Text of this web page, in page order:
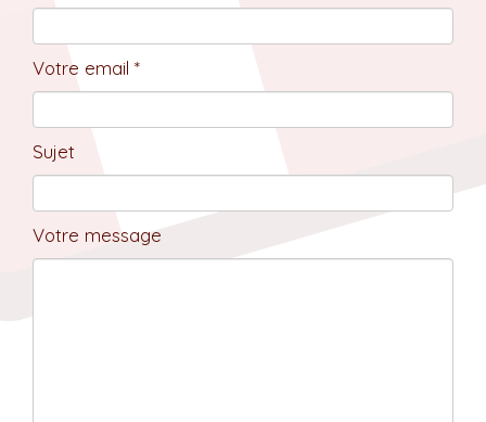
Votre email *
Sujet
Votre message